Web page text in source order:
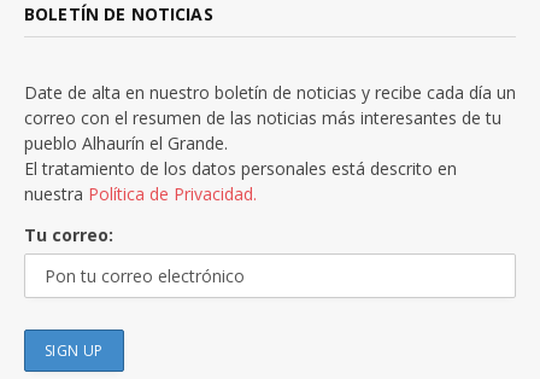
BOLETÍN DE NOTICIAS
Date de alta en nuestro boletín de noticias y recibe cada día un
correo con el resumen de las noticias más interesantes de tu
pueblo Alhaurín el Grande.
El tratamiento de los datos personales está descrito en
nuestra Política de Privacidad.
Tu correo: